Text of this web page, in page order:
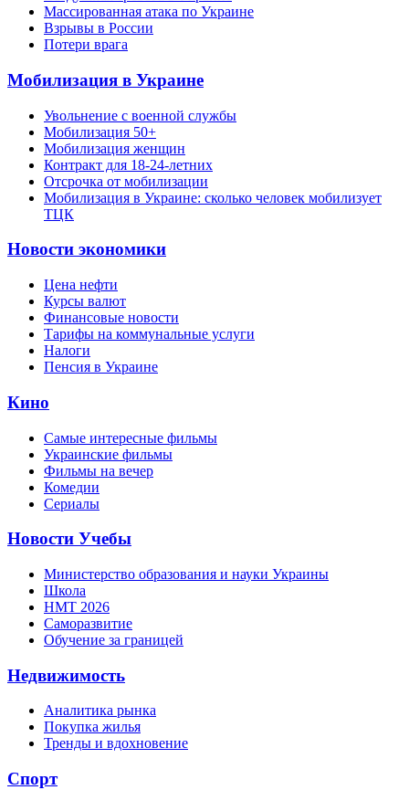
Массированная атака по Украине
Взрывы в России
Потери врага
Мобилизация в Украине
Увольнение с военной службы
Мобилизация 50+
Мобилизация женщин
Контракт для 18-24-летних
Отсрочка от мобилизации
Мобилизация в Украине: сколько человек мобилизует
ТЦК
Новости экономики
Цена нефти
Курсы валют
Финансовые новости
Тарифы на коммунальные услуги
Налоги
Пенсия в Украине
Кино
Самые интересные фильмы
Украинские фильмы
Фильмы на вечер
Комедии
Сериалы
Новости Учебы
Министерство образования и науки Украины
Школа
НМТ 2026
Саморазвитие
Обучение за границей
Недвижимость
Аналитика рынка
Покупка жилья
Тренды и вдохновение
Спорт